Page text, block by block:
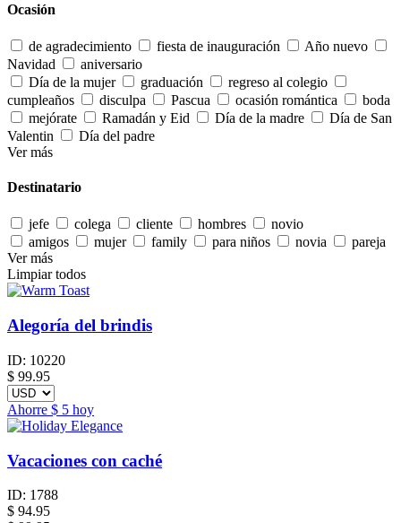
Ocasión
de agradecimiento fiesta de inauguración
Año nuevo
Navidad
aniversario
Día de la mujer
graduación
regreso al colegio
cumpleaños
disculpa Pascua ocasión romántica
boda
mejórate
Ramadán y Eid Día de la madre
Día de San
Valentin
Día del padre
Ver más
Destinatario
jefe colega cliente hombres
novio
amigos
mujer family para niños novia
pareja
Ver más
Limpiar todos
Alegoría del brindis
ID: 10220
$ 99.95
Ahorre $ 5 hoy
Vacaciones con caché
ID: 1788
$ 94.95